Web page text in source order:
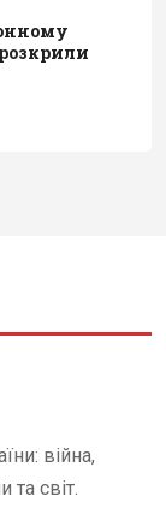
війна,
та світ.